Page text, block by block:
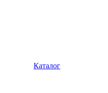
Каталог